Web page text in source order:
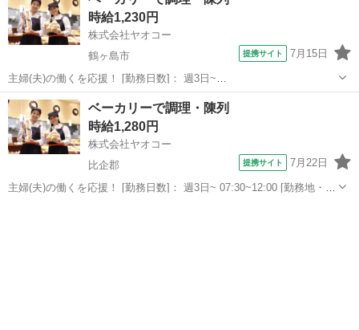
時給1,230円
株式会社ヤオコー
鶴ヶ島市
提携サイト 7月15日
主婦(夫)の働くを応援！ [勤務日数]： 週3日~
08:00~17:00/08:00~12:00/13:00~17:00 [勤務地・最寄駅]： 埼玉県鶴ヶ
島市大字鶴ヶ丘340番地1 ヤオコー 鶴ヶ島店 ＜株式会社ヤオ...
埼玉 鶴ヶ島市 パン
ベーカリーで調理・陳列
時給1,280円
株式会社ヤオコー
比企郡
提携サイト 7月22日
主婦(夫)の働くを応援！ [勤務日数]： 週3日~ 07:30~12:00 [勤務地・最